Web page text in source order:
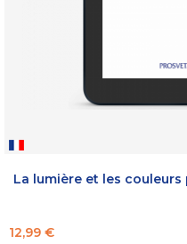
La lumière et les
Prix
12,99 €